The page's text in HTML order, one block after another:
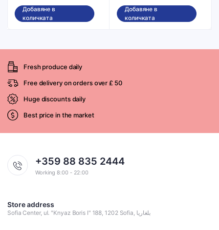
Добавяне в
количката
Добавяне в
количката
Fresh produce daily
Free delivery on orders over £ 50
Huge discounts daily
Best price in the market
+359 88 835 2444
Working 8:00 - 22:00
Store address
Sofia Center, ul. "Knyaz Boris I" 188, 1202 Sofia, بلغاريا